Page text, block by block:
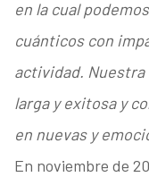
en la cual
cuánticos con
actividad.
larga y exitosa y
en nuevas y
En noviembre de